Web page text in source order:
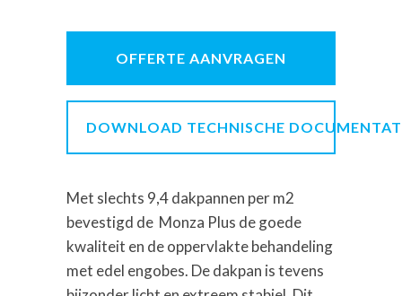
OFFERTE AANVRAGEN
DOWNLOAD TECHNISCHE
Met slechts 9,4 dakpannen per m2
bevestigd de Monza Plus de goede
kwaliteit en de oppervlakte behandeling
met edel engobes. De dakpan is tevens